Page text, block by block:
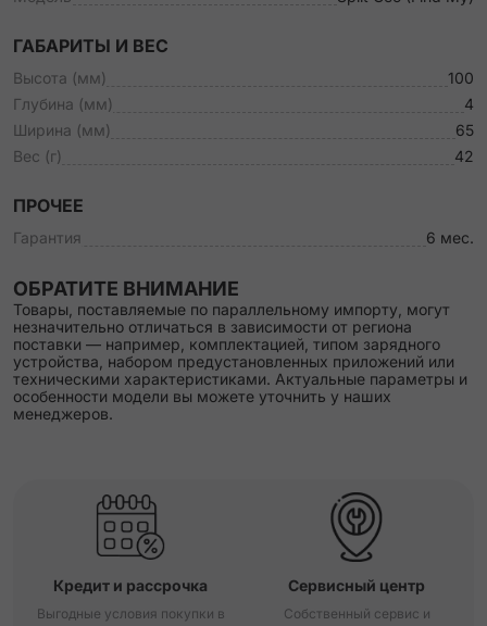
ГАБАРИТЫ И ВЕС
Высота (мм)
100
Глубина (мм)
4
Ширина (мм)
65
Вес (г)
42
ПРОЧЕЕ
Гарантия 6 мес.
ОБРАТИТЕ ВНИМАНИЕ
Товары, поставляемые по параллельному импорту, могут
незначительно отличаться в зависимости от региона
поставки — например, комплектацией, типом зарядного
устройства, набором предустановленных приложений или
техническими характеристиками. Актуальные параметры и
особенности модели вы можете уточнить у наших
менеджеров.
Кредит и рассрочка
Выгодные условия покупки в
Сервисный центр
Собственный сервис и